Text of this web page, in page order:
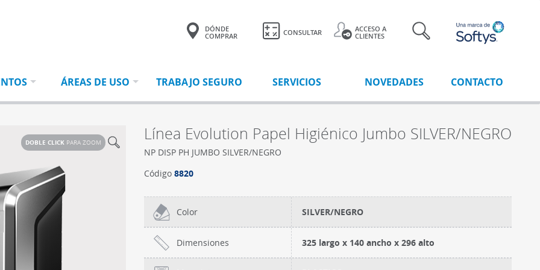
DÓNDE
COMPRAR
CONSULTAR
ACCESO A
CLIENTES
ÁREAS DE USO TRABAJO SEGURO SERVICIOS NOVEDADES CONTACTO
DOBLE CLICK PARA ZOOM Línea Evolution Papel Higiénico Jumbo SILVER/NEGRO
NP DISP PH JUMBO SILVER/NEGRO
Código 8820
Color SILVER/NEGRO
Dimensiones 325 largo x 140 ancho x 296 alto